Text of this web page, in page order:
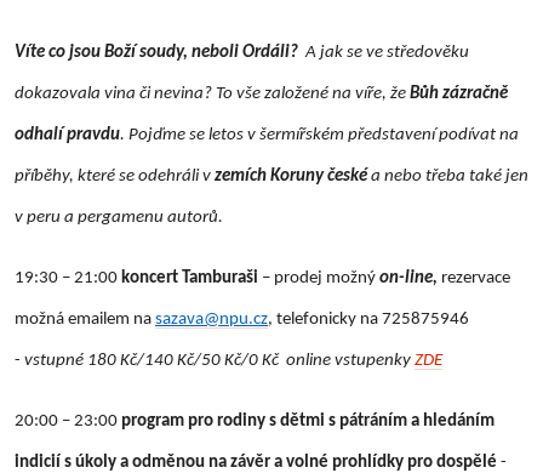
Víte co jsou Boží soudy, neboli Ordáli? A jak se ve středověku
dokazovala vina či nevina? To vše založené na víře, že Bůh zázračně
odhalí pravdu. Pojďme se letos v šermířském představení podívat na
příběhy, které se odehráli v zemích Koruny české a nebo třeba také jen
v peru a pergamenu autorů.
19:30 – 21:00 koncert Tamburaši – prodej možný on-line, rezervace
možná emailem na sazava@npu.cz, telefonicky na 725875946
- vstupné 180 Kč/140 Kč/50 Kč/0 Kč online vstupenky ZDE
20:00 – 23:00 program pro rodiny s dětmi s pátráním a hledáním
indicií s úkoly a odměnou na závěr a volné prohlídky pro dospělé -